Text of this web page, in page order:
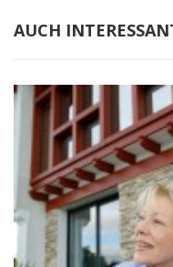
AUCH